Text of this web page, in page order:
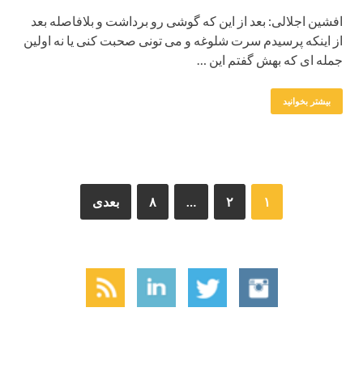
افشین اجلالی: بعد از این که گوشی رو برداشت و بلافاصله بعد
از اینکه پرسیدم سرت شلوغه و می تونی صحبت کنی یا نه اولین
جمله ای که بهش گفتم این …
بیشتر بخوانید
۱ ۲ ۸ بعدی